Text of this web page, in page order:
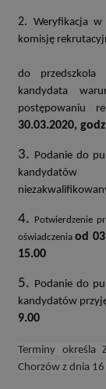
2. Weryfikacja w
komisję
do przedszkola
kandydata
postępowaniu
30.03.2020,
3. Podanie do
4.
Potwierdzenie
oświadczeniaod
15.00
5. Podanie do
kandydatów
9.00
Terminy określa
Chorzów z dnia